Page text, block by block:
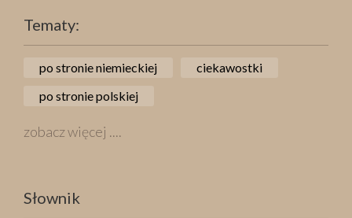
Tematy:
po stronie niemieckiej
ciekawostki
po stronie polskiej
zobacz więcej ....
Słownik